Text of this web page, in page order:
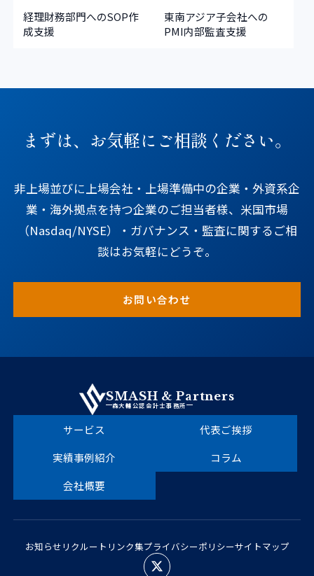
経理財務部門へのSOP作
成支援
東南アジア子会社への
PMI内部監査支援
まずは、お気軽にご相談ください。
非上場並びに上場会社・上場準備中の企業・外資系企
業・海外拠点を持つ企業のご担当者様、米国市場
（Nasdaq/NYSE）・ガバナンス・監査に関するご相
談はお気軽にどうぞ。
お問い合わせ
SMASH & Partners
森大輔公認会計士事務所
サービス
代表ご挨拶
実績事例紹介
コラム
会社概要
お知らせ リクルート リンク集プライバシーポリシーサイトマップ